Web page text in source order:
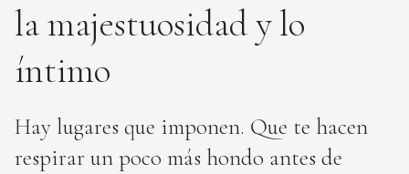
la majestuosidad y lo
íntimo
Hay lugares que imponen. Que te hacen
respirar un poco más hondo antes de